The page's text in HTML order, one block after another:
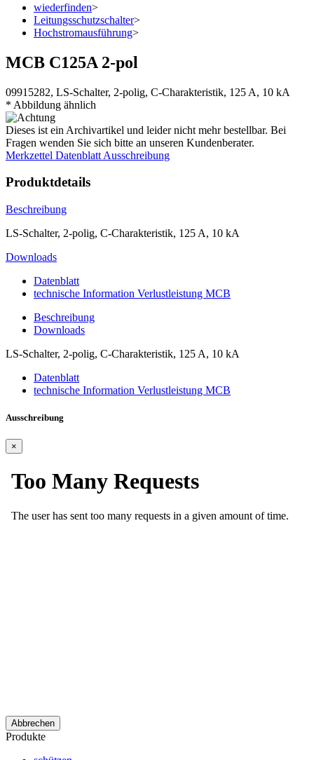
wiederfinden>
Leitungsschutzschalter>
Hochstromausführung>
MCB C125A 2-pol
09915282, LS-Schalter, 2-polig, C-Charakteristik, 125 A, 10 kA
* Abbildung ähnlich
Dieses ist ein Archivartikel und leider nicht mehr bestellbar. Bei
Fragen wenden Sie sich bitte an unseren Kundenberater.
Merkzettel Datenblatt Ausschreibung
Produktdetails
Beschreibung
LS-Schalter, 2-polig, C-Charakteristik, 125 A, 10 kA
Downloads
Datenblatt
technische Information Verlustleistung MCB
Beschreibung
Downloads
LS-Schalter, 2-polig, C-Charakteristik, 125 A, 10 kA
Datenblatt
technische Information Verlustleistung MCB
Ausschreibung
×
Abbrechen
Produkte